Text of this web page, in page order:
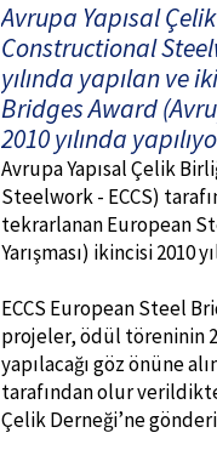
Avrupa Yapısal
Constructional
yılında yapılan ve
Bridges Award
2010 yılında
Avrupa Yapısal Çelik
Steelwork - ECCS)
tekrarlanan European
Yarışması) ikincisi 2010
ECCS European Steel
projeler, ödül töreninin
yapılacağı göz önüne
tarafından olur
Çelik Derneği’ne